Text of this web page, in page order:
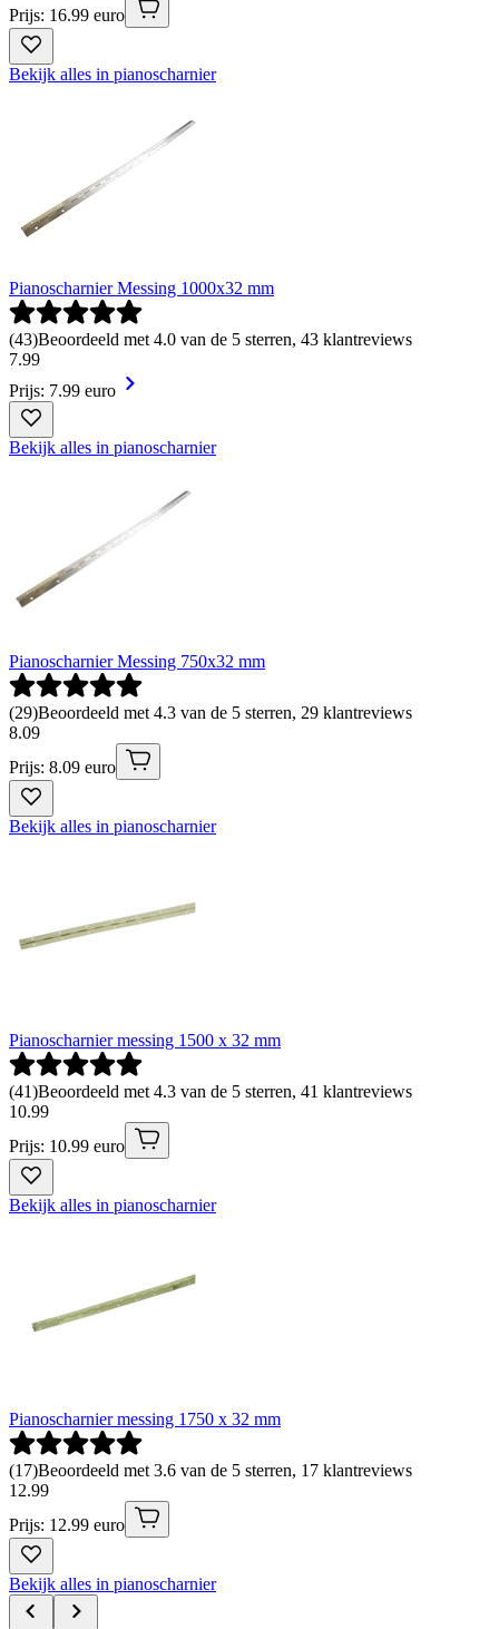
Prijs: 16.99 euro
Bekijk alles in pianoscharnier
Pianoscharnier Messing 1000x32 mm
(43)Beoordeeld met 4.0 van de 5 sterren, 43 klantreviews
7.99
Prijs: 7.99 euro
Bekijk alles in pianoscharnier
Pianoscharnier Messing 750x32 mm
(29)Beoordeeld met 4.3 van de 5 sterren, 29 klantreviews
8.09
Prijs: 8.09 euro
Bekijk alles in pianoscharnier
Pianoscharnier messing 1500 x 32 mm
(41)Beoordeeld met 4.3 van de 5 sterren, 41 klantreviews
10.99
Prijs: 10.99 euro
Bekijk alles in pianoscharnier
Pianoscharnier messing 1750 x 32 mm
(17)Beoordeeld met 3.6 van de 5 sterren, 17 klantreviews
12.99
Prijs: 12.99 euro
Bekijk alles in pianoscharnier